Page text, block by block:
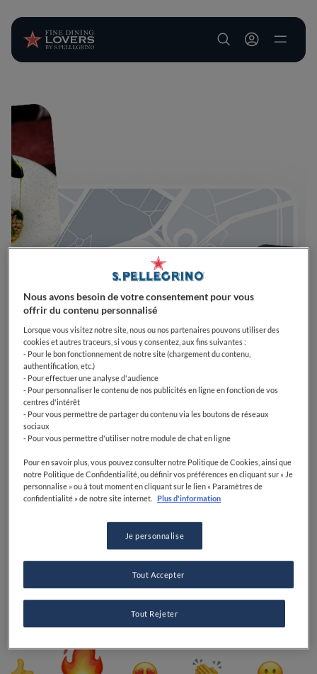
User account
Nous avons besoin de votre consentement pour vous
offrir du contenu personnalisé
Lorsque vous visitez notre site, nous ou nos partenaires pouvons utiliser des
cookies et autres traceurs, si vous y consentez, aux fins suivantes :
- Pour le bon fonctionnement de notre site (chargement du contenu,
authentification, etc.)
- Pour effectuer une analyse d'audience
- Pour personnaliser le contenu de nos publicités en ligne en fonction de vos
centres d'intérêt
- Pour vous permettre de partager du contenu via les boutons de réseaux
sociaux
- Pour vous permettre d'utiliser notre module de chat en ligne
Pour en savoir plus, vous pouvez consulter notre Politique de Cookies, ainsi que
notre Politique de Confidentialité, ou définir vos préférences en cliquant sur « Je
personnalise » ou à tout moment en cliquant sur le lien « Paramètres de
confidentialité » de notre site internet.
Plus d'information
Je personnalise
Tout Rejeter
Tout Accepter